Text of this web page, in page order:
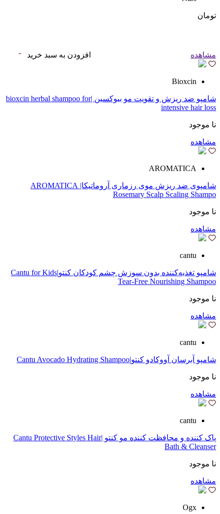
تومان
مشاهده افزودن به سبد خرید
Bioxcin
شامپو ضد ریزش و تقویت مو بیوکسین |bioxcin herbal shampoo for
intensive hair loss
نا موجود
مشاهده
AROMATICA
شامپوی ضد ریزش موی رزماری آروماتیکا| AROMATICA
Rosemary Scalp Scaling Shampo
نا موجود
مشاهده
cantu
شامپو تغذیه‌کننده بدون سوزش چشم کودکان کنتو|Cantu for Kids
Tear-Free Nourishing Shampoo
نا موجود
مشاهده
cantu
شامپو آبرسان آووکادو كنتو|Cantu Avocado Hydrating Shampoo
نا موجود
مشاهده
cantu
پاک کننده و محافظت کننده مو کنتو |Cantu Protective Styles Hair
Bath & Cleanser
نا موجود
مشاهده
Ogx